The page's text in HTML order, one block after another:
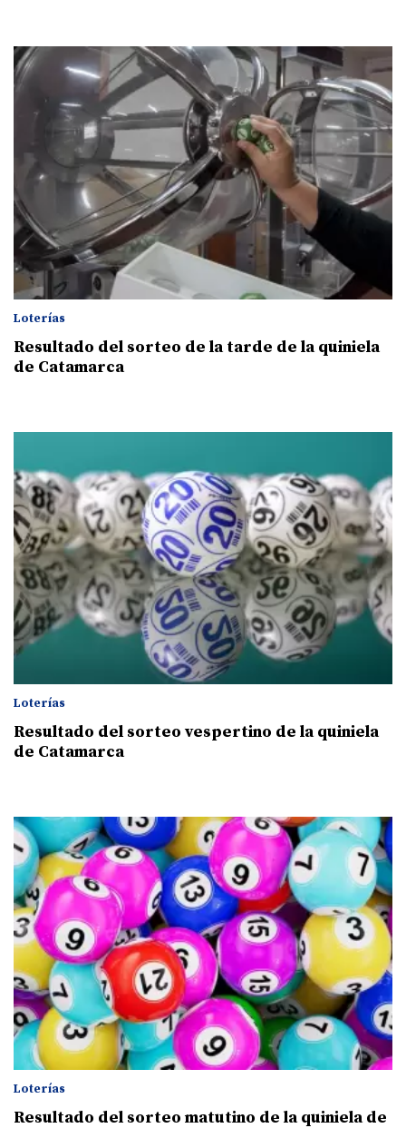
Loterías
Resultado del sorteo de la tarde de la quiniela
de Catamarca
Loterías
Resultado del sorteo vespertino de la quiniela
de Catamarca
Loterías
Resultado del sorteo matutino de la quiniela de